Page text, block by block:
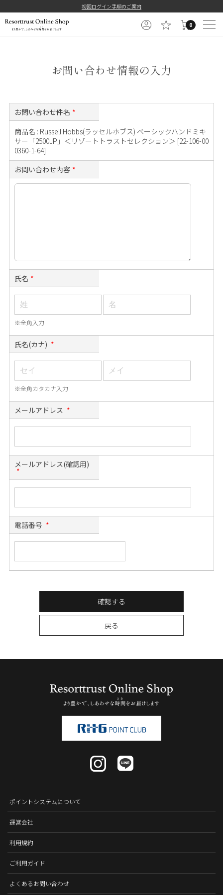
==============================================
初回ログイン手順のご案内
0
お問い合わせ情報の入力
お問い合わせ件名 *
商品名 : Russell Hobbs(ラッセルホブス) ベーシックハンドミキ
サー「2500JP」＜リゾートトラストセレクション＞ [22-106-00
0360-1-64]
お問い合わせ内容 *
氏名 *
※全角入力
氏名(カナ) *
※全角カタカナ入力
メールアドレス *
メールアドレス(確認用)
*
電話番号 *
確認する
戻る
ポイントシステムについて
運営会社
利用規約
ご利用ガイド
よくあるお問い合わせ